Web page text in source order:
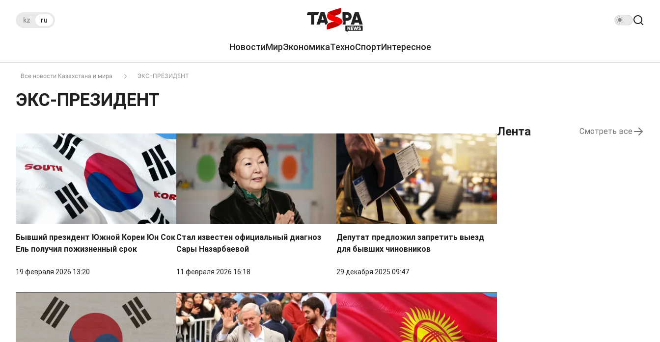
kz ru
НовостиМирЭкономикаТехноСпортИнтересное
Все новости Казахстана и мира ЭКС-ПРЕЗИДЕНТ
ЭКС-ПРЕЗИДЕНТ
Бывший президент Южной Кореи Юн Сок
Ель получил пожизненный срок
19 февраля 2026 13:20
Стал известен официальный диагноз
Сары Назарбаевой
11 февраля 2026 16:18
Депутат предложил запретить выезд
для бывших чиновников
29 декабря 2025 09:47
Лента Смотреть все